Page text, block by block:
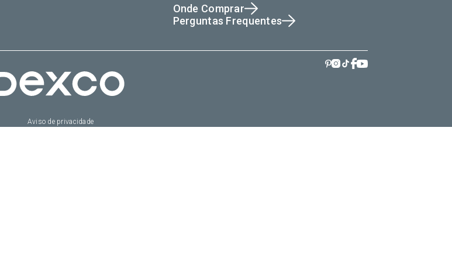
Onde Comprar
Perguntas Frequentes
Aviso de privacidade